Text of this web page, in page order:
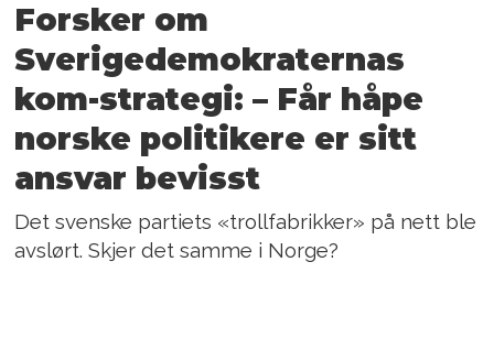
Forsker om
Sverigedemokraternas
kom-strategi: – Får håpe
norske politikere er sitt
ansvar bevisst
Det svenske partiets «trollfabrikker» på nett ble
avslørt. Skjer det samme i Norge?